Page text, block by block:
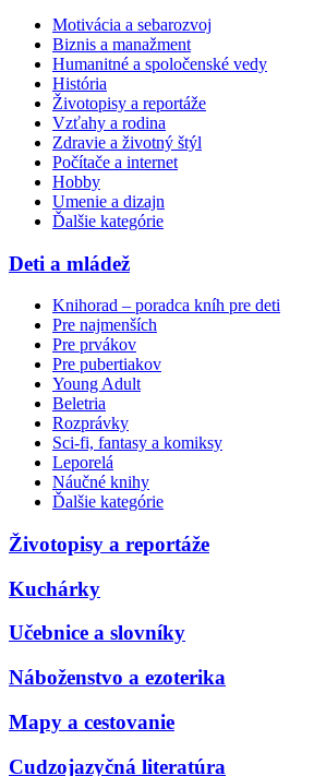
Motivácia a sebarozvoj
Biznis a manažment
Humanitné a spoločenské vedy
História
Životopisy a reportáže
Vzťahy a rodina
Zdravie a životný štýl
Počítače a internet
Hobby
Umenie a dizajn
Ďalšie kategórie
Deti a mládež
Knihorad – poradca kníh pre deti
Pre najmenších
Pre prvákov
Pre pubertiakov
Young Adult
Beletria
Rozprávky
Sci-fi, fantasy a komiksy
Leporelá
Náučné knihy
Ďalšie kategórie
Životopisy a reportáže
Kuchárky
Učebnice a slovníky
Náboženstvo a ezoterika
Mapy a cestovanie
Cudzojazyčná literatúra